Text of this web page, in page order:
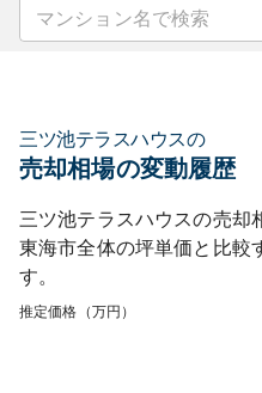
三ツ池テラスハウスの
売却相場の変動履歴
三ツ池テラスハウスの売却
東海市全体の坪単価と比較
す。
推定価格（万円）